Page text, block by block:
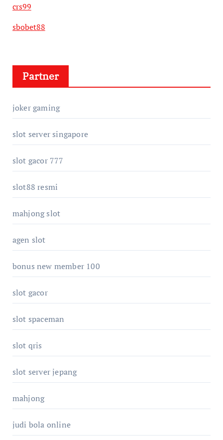
crs99
sbobet88
Partner
joker gaming
slot server singapore
slot gacor 777
slot88 resmi
mahjong slot
agen slot
bonus new member 100
slot gacor
slot spaceman
slot qris
slot server jepang
mahjong
judi bola online